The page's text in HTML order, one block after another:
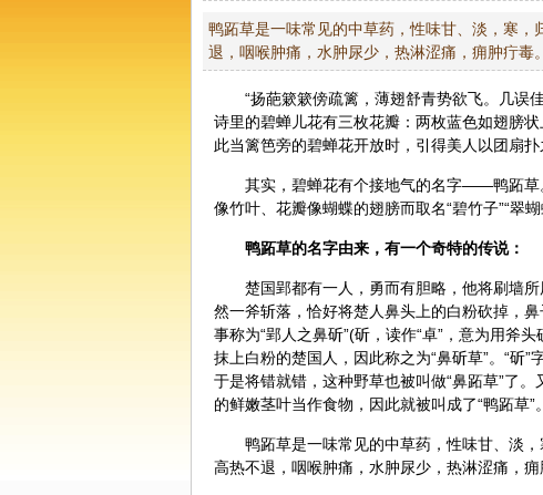
鸭跖草是一味常见的中草药，性味甘、淡，寒
退，咽喉肿痛，水肿尿少，热淋涩痛，痈肿疔毒。
“扬葩簌簌傍疏篱，薄翅舒青势欲飞。几误
诗里的碧蝉儿花有三枚花瓣：两枚蓝色如翅膀
此当篱笆旁的碧蝉花开放时，引得美人以团扇扑
其实，碧蝉花有个接地气的名字——鸭跖草
像竹叶 、花瓣像蝴蝶的翅膀而取名“碧竹子”“翠蝴
鸭跖草的名字由来，有一个奇特的传说：
楚国郢都有一人，勇而有胆略，他将刷墙
然一斧斩落，恰好将楚人鼻头上的白粉砍掉，
事称为“郢人之鼻斫”(斫，读作“卓”，意为用斧
抹上白粉的楚国人，因此称之为“鼻斫草”。“斫”
于是将错就错，这种野草也被叫做“鼻跖草”了
的鲜嫩茎叶当作食物，因此就被叫成了“鸭跖草”。
鸭跖草是一味常见的中草药，性味甘、淡
高热不退，咽喉肿痛，水肿尿少，热淋涩痛，痈